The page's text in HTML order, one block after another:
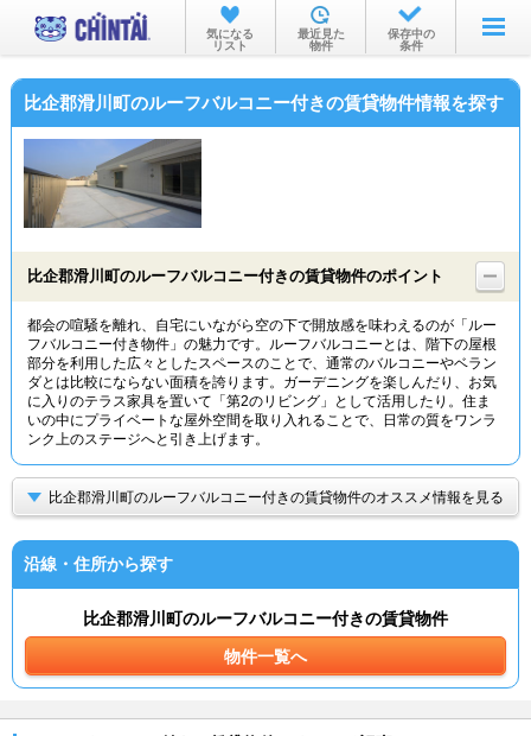
お部屋を探す
沿線・駅から
物件特集から
TOP
気になる
リスト
最近見た
物件
保存中の
条件
比企郡滑川町のルーフバルコニー付きの賃貸物件情報を探す
比企郡滑川町のルーフバルコニー付きの賃貸物件のポイント
都会の喧騒を離れ、自宅にいながら空の下で開放感を味わえるのが「ルー
フバルコニー付き物件」の魅力です。ルーフバルコニーとは、階下の屋根
部分を利用した広々としたスペースのことで、通常のバルコニーやベラン
ダとは比較にならない面積を誇ります。ガーデニングを楽しんだり、お気
に入りのテラス家具を置いて「第2のリビング」として活用したり。住ま
いの中にプライベートな屋外空間を取り入れることで、日常の質をワンラ
ンク上のステージへと引き上げます。
比企郡滑川町のルーフバルコニー付きの賃貸物件のオススメ情報を見る
沿線・住所から探す
比企郡滑川町のルーフバルコニー付きの賃貸物件
物件一覧へ